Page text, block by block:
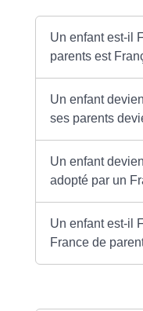
Un enfant est-il
parents est
Un enfant
ses parents
Un enfant
adopté par un
Un enfant est-il
France de